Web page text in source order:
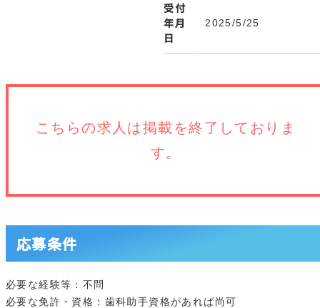
受付
年月
日
2025/5/25
こちらの求人は掲載を終了しておりま
す。
応募条件
必要な経験等：不問
必要な免許・資格：歯科助手資格があれば尚可